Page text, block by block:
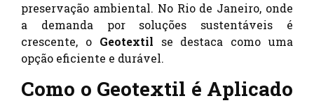
preservação ambiental. No Rio de Janeiro, onde
a demanda por soluções sustentáveis é
crescente, o Geotextil se destaca como uma
opção eficiente e durável.
Como o Geotextil é Aplicado